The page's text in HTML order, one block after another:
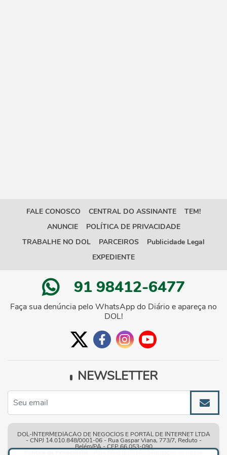
FALE CONOSCO CENTRAL DO ASSINANTE
TEM!
ANUNCIE
POLÍTICA DE PRIVACIDADE
TRABALHE NO DOL
PARCEIROS
Publicidade Legal
EXPEDIENTE
91 98412-6477
Faça sua denúncia pelo WhatsApp do Diário e apareça no
DOL!
NEWSLETTER
DOL-INTERMEDIACAO DE NEGOCIOS E PORTAL DE INTERNET LTDA
- CNPJ 14.010.848/0001-06 - Rua Gaspar Viana, 773/7, Reduto -
Belém/PA - CEP 66.053-090